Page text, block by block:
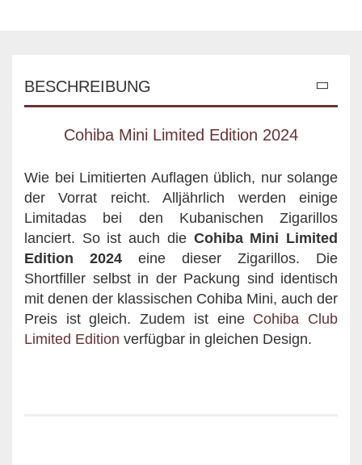
BESCHREIBUNG
Cohiba Mini Limited Edition 2024
Wie bei Limitierten Auflagen üblich, nur solange
der Vorrat reicht. Alljährlich werden einige
Limitadas bei den Kubanischen Zigarillos
lanciert. So ist auch die Cohiba Mini Limited
Edition 2024 eine dieser Zigarillos. Die
Shortfiller selbst in der Packung sind identisch
mit denen der klassischen Cohiba Mini, auch der
Preis ist gleich. Zudem ist eine Cohiba Club
Limited Edition verfügbar in gleichen Design.